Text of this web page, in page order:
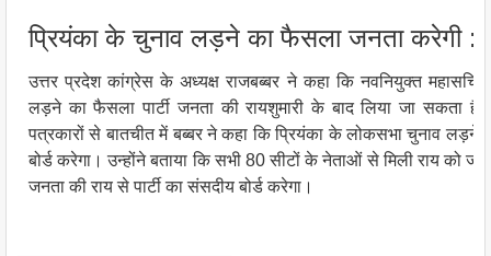
प्रियंका के चुनाव लड़ने का फैसला जनता करेगी :
उत्तर प्रदेश कांग्रेस के अध्यक्ष राजबब्बर ने कहा कि नवनियुक्त
लड़ने का फैसला पार्टी जनता की रायशुमारी के बाद लिया जा सकता
पत्रकारों से बातचीत में बब्बर ने कहा कि प्रियंका के लोकसभा चुनाव
बोर्ड करेगा। उन्होंने बताया कि सभी 80 सीटों के नेताओं से मिली राय को
जनता की राय से पार्टी का संसदीय बोर्ड करेगा।